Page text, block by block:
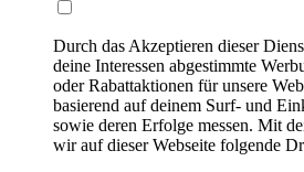
Durch das Akzeptieren dieser
deine Interessen abgestimmte
oder Rabattaktionen für unsere
basierend auf deinem Surf- und
sowie deren Erfolge messen. Mit
wir auf dieser Webseite folgende